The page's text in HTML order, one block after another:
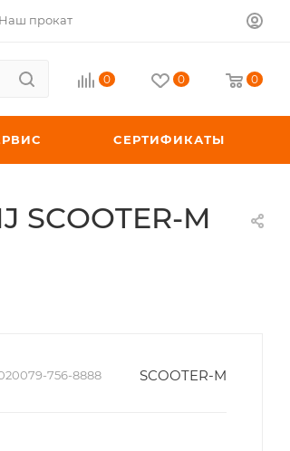
Наш прокат
0 0 0
СЕРТИФИКАТЫ
SCOOTER-M
756-8888 SCOOTER-M